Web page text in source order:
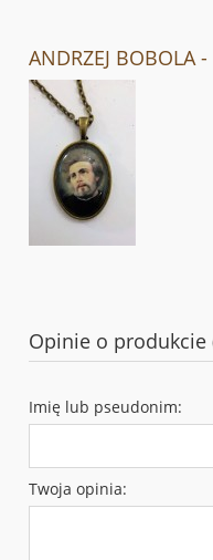
ANDRZEJ BOBOLA
Opinie o produkcie
Imię lub pseudonim:
Twoja opinia: